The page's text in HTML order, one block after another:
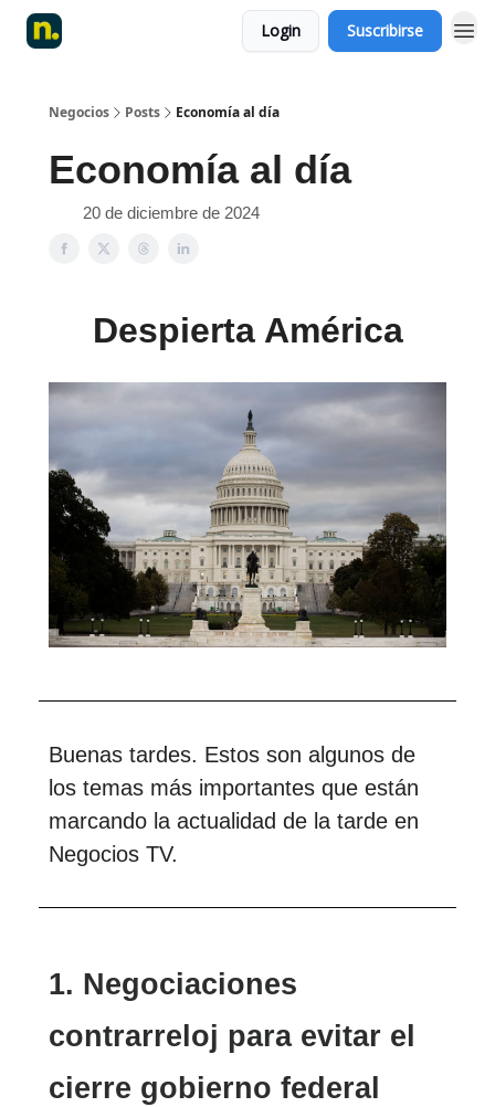
Login Suscribirse
Negocios Posts Economía al día
Economía al día
20 de diciembre de 2024
Despierta América
Buenas tardes. Estos son algunos de
los temas más importantes que están
marcando la actualidad de la tarde en
Negocios TV.
1. Negociaciones
contrarreloj para evitar el
cierre gobierno federal